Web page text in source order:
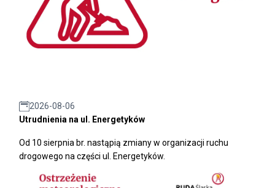
2026-08-06
Utrudnienia na ul. Energetyków
Od 10 sierpnia br. nastąpią zmiany w organizacji ruchu
drogowego na części ul. Energetyków.